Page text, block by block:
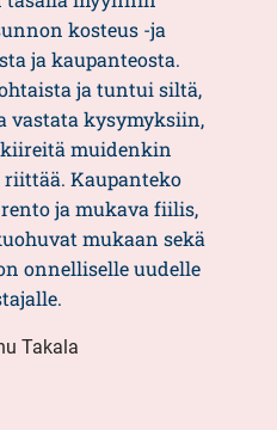
kosteus -ja
ja kaupanteosta.
ja tuntui siltä,
vastata kysymyksiin,
muidenkin
Kaupanteko
ja mukava fiilis,
mukaan sekä
onnelliselle uudelle
Takala